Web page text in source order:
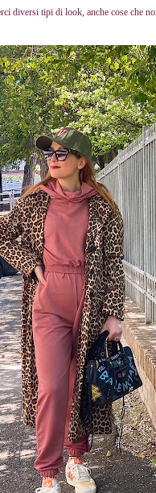
diversi tipi di look, anche cose che